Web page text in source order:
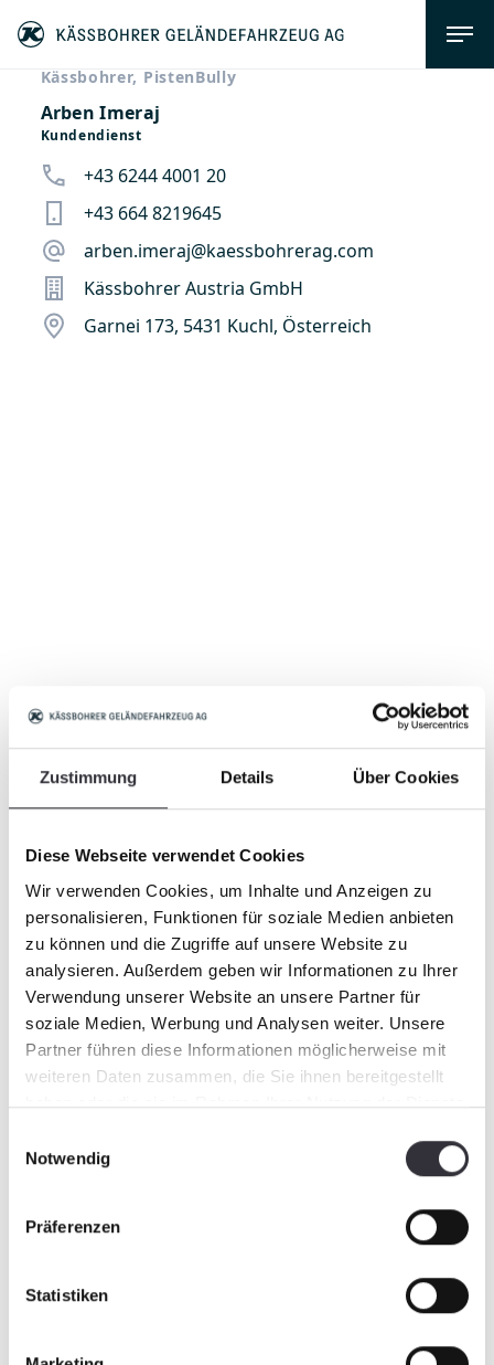
Zustimmung Details Über Cookies
Diese Webseite verwendet Cookies
Wir verwenden Cookies, um Inhalte und Anzeigen zu
personalisieren, Funktionen für soziale Medien anbieten
zu können und die Zugriffe auf unsere Website zu
analysieren. Außerdem geben wir Informationen zu Ihrer
Verwendung unserer Website an unsere Partner für
soziale Medien, Werbung und Analysen weiter. Unsere
Partner führen diese Informationen möglicherweise mit
weiteren Daten zusammen, die Sie ihnen bereitgestellt
haben oder die sie im Rahmen Ihrer Nutzung der Dienste
Notwendig
Präferenzen
Statistiken
Kässbohrer, PistenBully
Arben Imeraj
Kundendienst
+43 6244 4001 20
+43 664 8219645
arben.imeraj@kaessbohrerag.com
Kässbohrer Austria GmbH
Garnei 173, 5431 Kuchl, Österreich